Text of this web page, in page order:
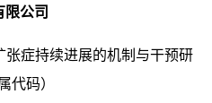
限公司
张症持续进展的机制与干预研
代码）